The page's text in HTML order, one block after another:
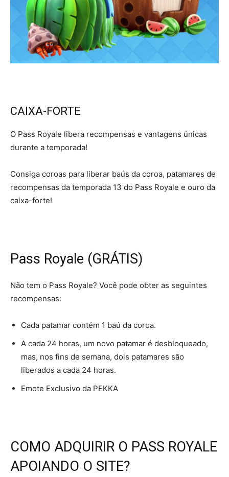
CAIXA-FORTE
O Pass Royale libera recompensas e vantagens únicas
durante a temporada!
Consiga coroas para liberar baús da coroa, patamares de
recompensas da temporada 13 do Pass Royale e ouro da
caixa-forte!
Pass Royale (GRÁTIS)
Não tem o Pass Royale? Você pode obter as seguintes
recompensas:
Cada patamar contém 1 baú da coroa.
A cada 24 horas, um novo patamar é desbloqueado,
mas, nos fins de semana, dois patamares são
liberados a cada 24 horas.
Emote Exclusivo da PEKKA
COMO ADQUIRIR O PASS ROYALE
APOIANDO O SITE?